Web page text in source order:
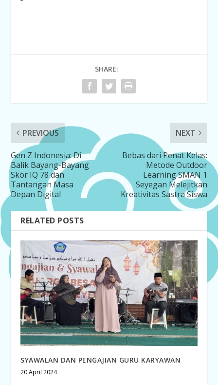
SHARE:
PREVIOUS
Gen Z Indonesia: Di
Balik Bayang-Bayang
Skor IQ 78 dan
Tantangan Masa
Depan Digital
NEXT
Bebas dari Penat Kelas:
Metode Outdoor
Learning SMAN 1
Seyegan Melejitkan
Kreativitas Sastra Siswa
RELATED POSTS
SYAWALAN DAN PENGAJIAN GURU KARYAWAN
20 April 2024